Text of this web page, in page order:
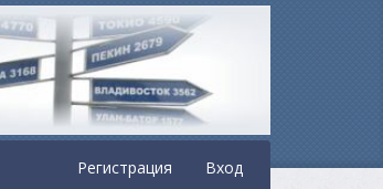
Регистрация Вход